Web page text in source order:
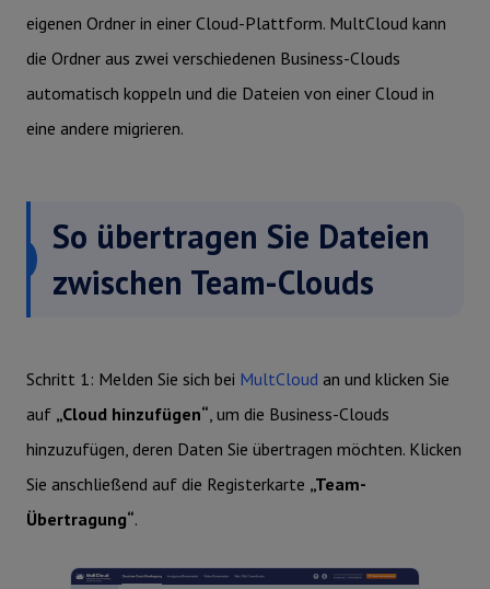
eigenen Ordner in einer Cloud-Plattform. MultCloud kann
die Ordner aus zwei verschiedenen Business-Clouds
automatisch koppeln und die Dateien von einer Cloud in
eine andere migrieren.
So übertragen Sie Dateien
zwischen Team-Clouds
Schritt 1: Melden Sie sich bei MultCloud an und klicken Sie
auf „Cloud hinzufügen“, um die Business-Clouds
hinzuzufügen, deren Daten Sie übertragen möchten. Klicken
Sie anschließend auf die Registerkarte „Team-
Übertragung“.